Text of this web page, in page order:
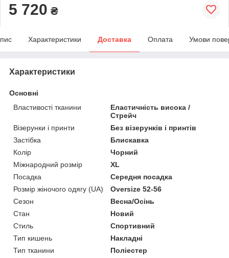
5 720 ₴
Характеристики Доставка Оплата Умови
Характеристики
Основні
Властивості тканини
Еластичність висока /
Стрейч
Візерунки і принти
Без візерунків і принтів
Застібка
Блискавка
Колір
Чорний
Міжнародний розмір
XL
Посадка
Середня посадка
Розмір жіночого одягу (UA)
Oversize 52-56
Сезон
Весна/Осінь
Стан
Новий
Стиль
Спортивний
Тип кишень
Накладні
Тип тканини
Поліестер